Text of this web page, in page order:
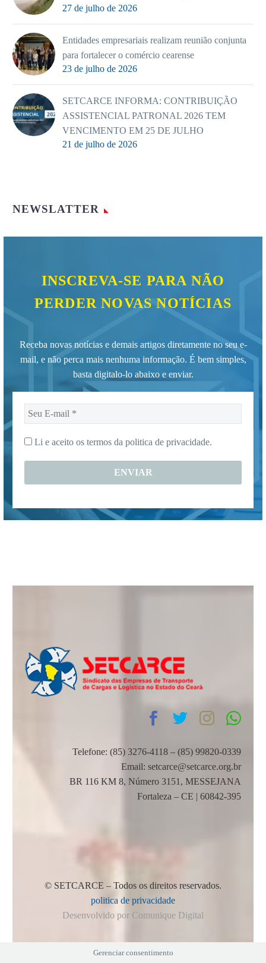
27 de julho de 2026
Entidades empresariais realizam reunião conjunta
para fortalecer o comércio cearense
23 de julho de 2026
SETCARCE INFORMA: CONTRIBUIÇÃO
ASSISTENCIAL PATRONAL 2026 TEM
VENCIMENTO EM 25 DE JULHO
21 de julho de 2026
NEWSLATTER
INSCREVA-SE PARA NÃO
PERDER NOVAS NOTÍCIAS
Receba novas notícias e demais artigos diretamente no seu e-
mail, e não perca mais nenhuma informação. É bem simples,
basta digitalo-lo abaixo e enviar.
Seu
E-
mail
*
Li e aceito os termos da politica de privacidade.
Telefone: (85) 3276-4118 – (85) 99820-0339
Email: setcarce@setcarce.org.br
BR 116 KM 8, Número 3151, MESSEJANA
Fortaleza – CE | 60842-395
© SETCARCE – Todos os direitos reservados.
politica de privacidade
Desenvolvido por Comunique Digital
Gerenciar consentimento